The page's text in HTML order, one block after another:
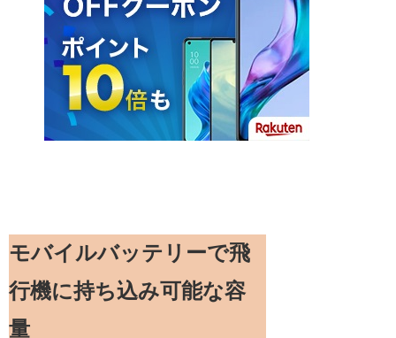
モバイルバッテリーで飛
行機に持ち込み可能な容
量